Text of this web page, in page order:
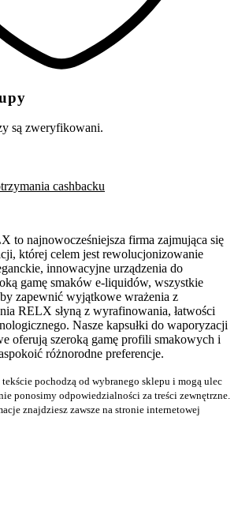
są zweryfikowani.
cashbacku
to najnowocześniejsza firma zajmująca się
której celem jest rewolucjonizowanie
innowacyjne urządzenia do
gamę smaków e-liquidów, wszystkie
zapewnić wyjątkowe wrażenia z
RELX słyną z wyrafinowania, łatwości
Nasze kapsułki do waporyzacji
oferują szeroką gamę profili smakowych i
różnorodne preferencje.
pochodzą od wybranego sklepu i mogą ulec
ponosimy odpowiedzialności za treści zewnętrzne.
znajdziesz zawsze na stronie internetowej